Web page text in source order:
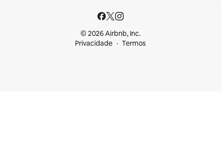
© 2026 Airbnb, Inc.
Privacidade
Termos